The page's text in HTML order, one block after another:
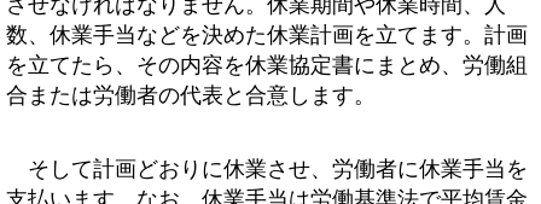
数、休業手当などを決めた休業計画を立てます。計画
を立てたら、その内容を休業協定書にまとめ、労働組
合または労働者の代表と合意します。
そして計画どおりに休業させ、労働者に休業手当を
支払います。なお、休業手当は労働基準法で平均賃金